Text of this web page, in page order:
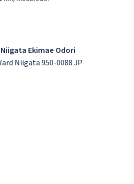
Ekimae Odori
Niigata 950-0088 JP